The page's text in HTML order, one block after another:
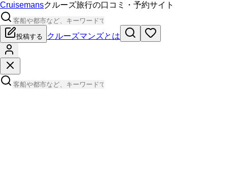
Cruisemansクルーズ旅行の口コミ・予約サイト
投稿する クルーズマンズとは